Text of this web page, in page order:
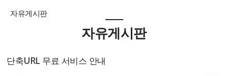
자유게시판
자유게시판
단축URL 무료 서비스 안내